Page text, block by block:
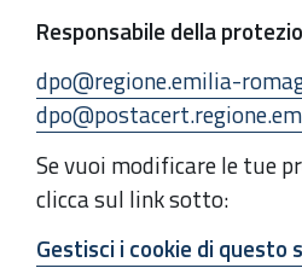
Responsabile della
dpo@regione.emilia-
Se vuoi modificare le tue
clicca sul link sotto:
Gestisci i cookie di questo